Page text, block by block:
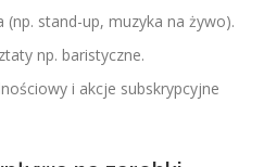
(np. stand-up, muzyka na żywo).
np. baristyczne.
i akcje subskrypcyjne